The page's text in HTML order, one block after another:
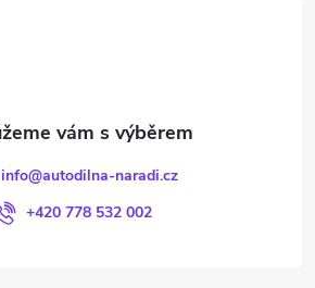
info@autodilna-naradi.cz
+420 778 532 002